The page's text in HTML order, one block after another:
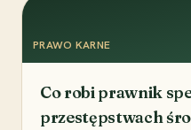
PRAWO KARNE
Co robi prawnik
przestępstwach